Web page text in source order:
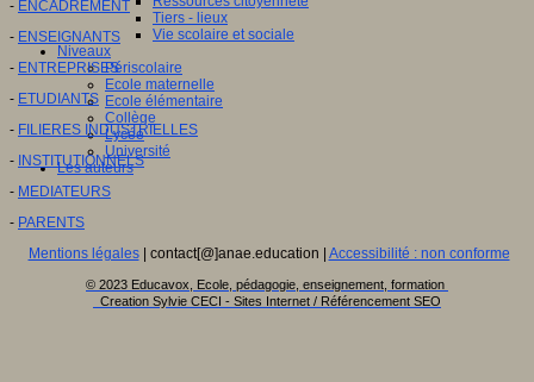
Tiers - lieux
Vie scolaire et sociale
Niveaux
Périscolaire
Ecole maternelle
Ecole élémentaire
Collège
Lycée
Université
Les auteurs
- ENCADREMENT
- ENSEIGNANTS
- ENTREPRISES
- ETUDIANTS
- FILIERES INDUSTRIELLES
- INSTITUTIONNELS
- MEDIATEURS
- PARENTS
Mentions légales| contact[@]anae.education | Accessibilité : non conforme
© 2023 Educavox, Ecole, pédagogie, enseignement, formation
Creation Sylvie CECI - Sites Internet / Référencement SEO